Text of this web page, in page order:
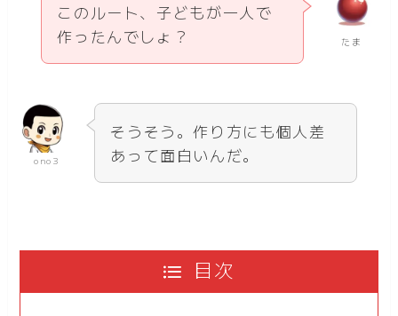
たま
このルート、子どもが一人で
作ったんでしょ？
ono3
そうそう。作り方にも個人差
あって面白いんだ。
目次